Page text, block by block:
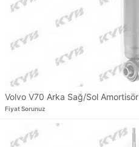
Volvo V70 Arka Sağ/Sol Amortisör
Fiyat Sorunuz